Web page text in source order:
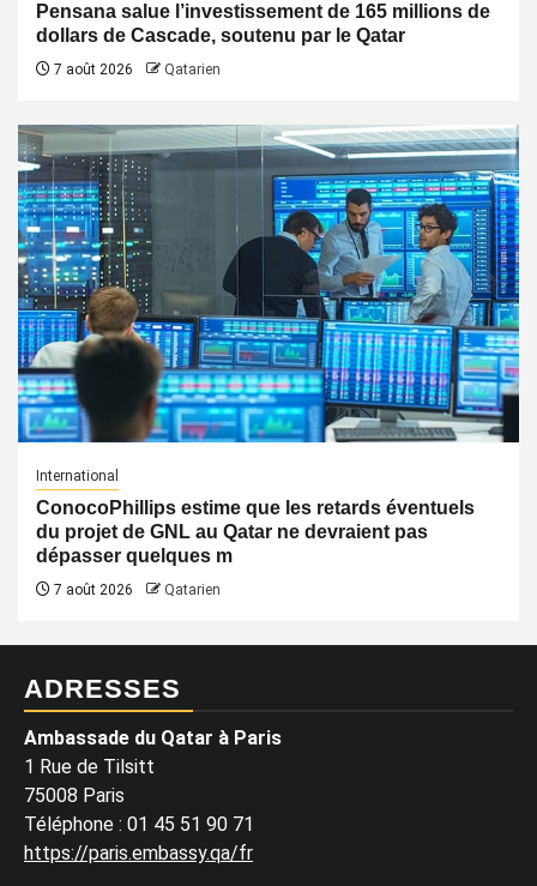
Pensana salue l’investissement de 165 millions de
dollars de Cascade, soutenu par le Qatar
7 août 2026 Qatarien
International
ConocoPhillips estime que les retards éventuels
du projet de GNL au Qatar ne devraient pas
dépasser quelques m
7 août 2026 Qatarien
ADRESSES
Ambassade du Qatar à Paris
1 Rue de Tilsitt
75008 Paris
Téléphone : 01 45 51 90 71
https://paris.embassy.qa/fr